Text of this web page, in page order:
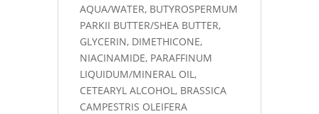
AQUA/WATER, BUTYROSPERMUM
PARKII BUTTER/SHEA BUTTER,
GLYCERIN, DIMETHICONE,
NIACINAMIDE, PARAFFINUM
LIQUIDUM/MINERAL OIL,
CETEARYL ALCOHOL, BRASSICA
CAMPESTRIS OLEIFERA